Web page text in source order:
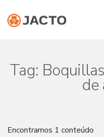
Tag:
de
Encontramos 1 conteúdo